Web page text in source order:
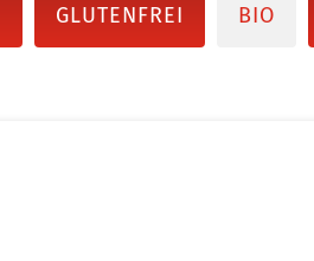
GLUTENFREI BIO